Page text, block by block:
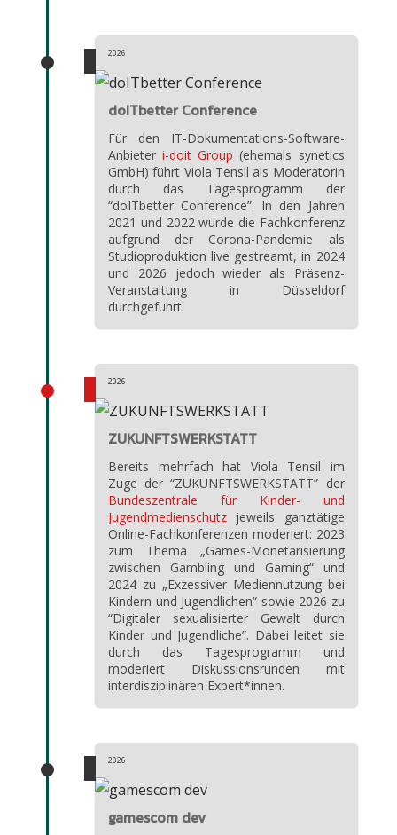
doITbetter Conference
2026
Für den IT-Dokumentations-Software-
Anbieteri-doit Group (ehemals synetics
GmbH) führt Viola Tensil als Moderatorin
durch das Tagesprogramm der
“doITbetter Conference”. In den Jahren
2021 und 2022 wurde die Fachkonferenz
aufgrund der Corona-Pandemie als
Studioproduktion live gestreamt, in 2024
und 2026 jedoch wieder als Präsenz-
Veranstaltung in Düsseldorf
durchgeführt.
ZUKUNFTSWERKSTATT
2026
Bereits mehrfach hat Viola Tensil im
Zuge der “ZUKUNFTSWERKSTATT” der
Bundeszentrale für Kinder- und
Jugendmedienschutz jeweils ganztätige
Online-Fachkonferenzen moderiert: 2023
zum Thema „Games-Monetarisierung
zwischen Gambling und Gaming“ und
2024 zu „Exzessiver Mediennutzung bei
Kindern und Jugendlichen“ sowie 2026 zu
“Digitaler sexualisierter Gewalt durch
Kinder und Jugendliche”. Dabei leitet sie
durch das Tagesprogramm und
moderiert Diskussionsrunden mit
interdisziplinären Expert*innen.
gamescom dev
2026